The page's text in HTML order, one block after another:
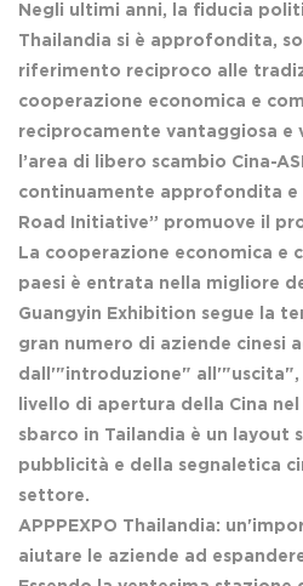
Negli ultimi anni, la fiducia
Thailandia si è approfondita,
riferimento reciproco alle
cooperazione economica e
reciprocamente vantaggiosa
l’area di libero scambio Cina-
continuamente approfondita e
Road Initiative” promuove il
La cooperazione economica e
paesi è entrata nella migliore
Guangyin Exhibition segue la
gran numero di aziende cinesi
dall'"introduzione"
livello di apertura della Cina
sbarco in Tailandia è un layout
pubblicità e della segnaletica
settore.
APPPEXPO Thailandia:
aiutare le aziende ad